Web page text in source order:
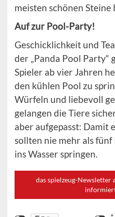
meisten schönen Steine
Auf zur Pool-Party!
Geschicklichkeit und
der „Panda Pool Party“
Spieler ab vier Jahren
den kühlen Pool zu
Würfeln und liebevoll
gelangen die Tiere
aber aufgepasst: Damit
sollten nie mehr als
ins Wasser springen.
das spielzeug-Newsletter